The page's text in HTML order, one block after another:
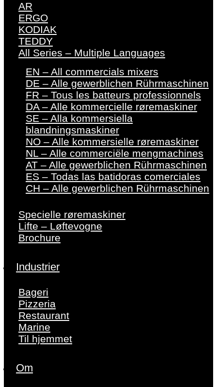
AR
ERGO
KODIAK
TEDDY
All Series – Multiple Languages
EN – All commercials mixers
DE – Alle gewerblichen Rührmaschinen
FR – Tous les batteurs professionnels
DA – Alle kommercielle røremaskiner
SE – Alla kommersiella
blandningsmaskiner
NO – Alle kommersielle røremaskiner
NL – Alle commerciële mengmachines
AT – Alle gewerblichen Rührmaschinen
ES – Todas las batidoras comerciales
CH – Alle gewerblichen Rührmaschinen
Specielle røremaskiner
Lifte – Løftevogne
Brochure
Industrier
Bageri
Pizzeria
Restaurant
Marine
Til hjemmet
Om